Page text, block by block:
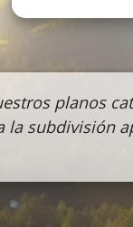
planos
la subdivisión